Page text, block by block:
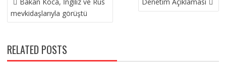
GEZINMESI
mevkidaşlarıyla görüştü
RELATED POSTS